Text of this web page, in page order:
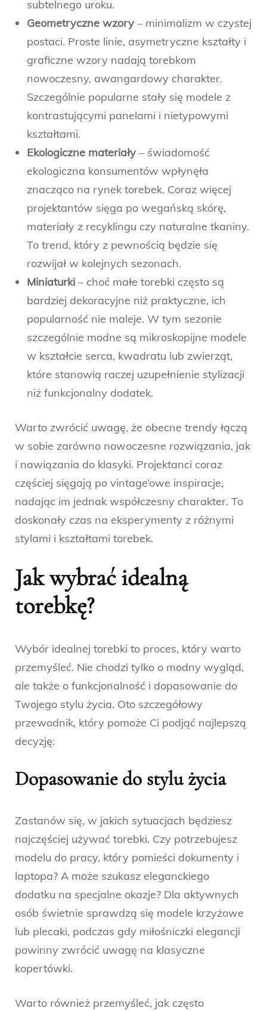
subtelnego uroku.
Geometryczne wzory – minimalizm w czystej
postaci. Proste linie, asymetryczne kształty i
graficzne wzory nadają torebkom
nowoczesny, awangardowy charakter.
Szczególnie popularne stały się modele z
kontrastującymi panelami i nietypowymi
kształtami.
Ekologiczne materiały – świadomość
ekologiczna konsumentów wpłynęła
znacząco na rynek torebek. Coraz więcej
projektantów sięga po wegańską skórę,
materiały z recyklingu czy naturalne tkaniny.
To trend, który z pewnością będzie się
rozwijał w kolejnych sezonach.
Miniaturki – choć małe torebki często są
bardziej dekoracyjne niż praktyczne, ich
popularność nie maleje. W tym sezonie
szczególnie modne są mikroskopijne modele
w kształcie serca, kwadratu lub zwierząt,
które stanowią raczej uzupełnienie stylizacji
niż funkcjonalny dodatek.
Warto zwrócić uwagę, że obecne trendy łączą
w sobie zarówno nowoczesne rozwiązania, jak
i nawiązania do klasyki. Projektanci coraz
częściej sięgają po vintage’owe inspiracje,
nadając im jednak współczesny charakter. To
doskonały czas na eksperymenty z różnymi
stylami i kształtami torebek.
Jak wybrać idealną
torebkę?
Wybór idealnej torebki to proces, który warto
przemyśleć. Nie chodzi tylko o modny wygląd,
ale także o funkcjonalność i dopasowanie do
Twojego stylu życia. Oto szczegółowy
przewodnik, który pomoże Ci podjąć najlepszą
decyzję:
Dopasowanie do stylu życia
Zastanów się, w jakich sytuacjach będziesz
najczęściej używać torebki. Czy potrzebujesz
modelu do pracy, który pomieści dokumenty i
laptopa? A może szukasz eleganckiego
dodatku na specjalne okazje? Dla aktywnych
osób świetnie sprawdzą się modele krzyżowe
lub plecaki, podczas gdy miłośniczki elegancji
powinny zwrócić uwagę na klasyczne
kopertówki.
Warto również przemyśleć, jak często